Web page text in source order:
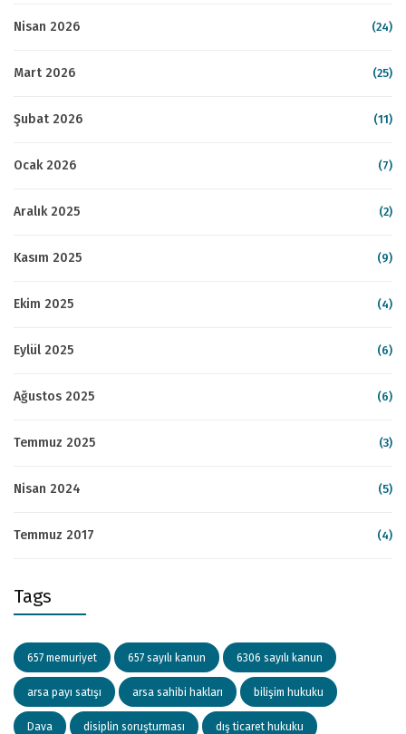
Nisan 2026 (24)
Mart 2026 (25)
Şubat 2026 (11)
Ocak 2026 (7)
Aralık 2025 (2)
Kasım 2025 (9)
Ekim 2025 (4)
Eylül 2025 (6)
Ağustos 2025 (6)
Temmuz 2025 (3)
Nisan 2024 (5)
Temmuz 2017 (4)
Tags
657 memuriyet 657 sayılı kanun 6306 sayılı kanun
arsa payı satışı arsa sahibi hakları bilişim hukuku
Dava disiplin soruşturması dış ticaret hukuku